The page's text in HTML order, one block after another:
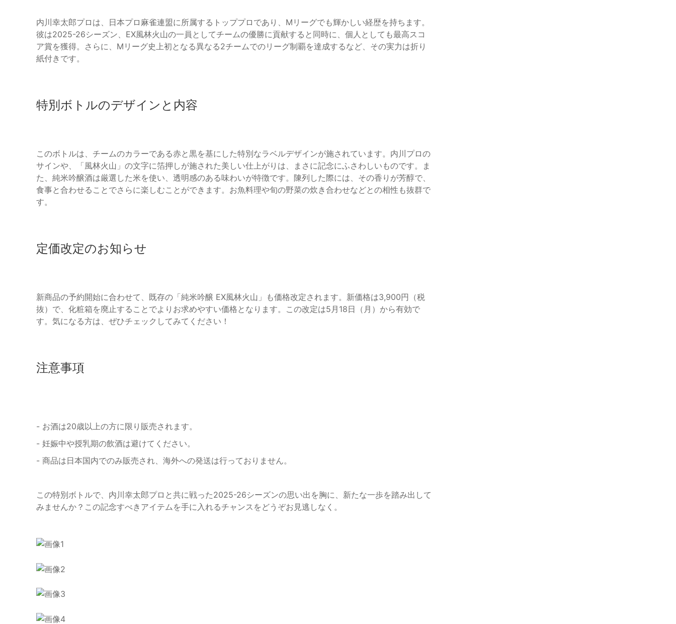
内川幸太郎プロは、日本プロ麻雀連盟に所属するトッププロであり、Mリーグでも輝かしい経歴を持ちます。
彼は2025-26シーズン、EX風林火山の一員としてチームの優勝に貢献すると同時に、個人としても最高スコ
ア賞を獲得。さらに、Mリーグ史上初となる異なる2チームでのリーグ制覇を達成するなど、その実力は折り
紙付きです。
特別ボトルのデザインと内容
このボトルは、チームのカラーである赤と黒を基にした特別なラベルデザインが施されています。内川プロの
サインや、「風林火山」の文字に箔押しが施された美しい仕上がりは、まさに記念にふさわしいものです。ま
た、純米吟醸酒は厳選した米を使い、透明感のある味わいが特徴です。陳列した際には、その香りが芳醇で、
食事と合わせることでさらに楽しむことができます。お魚料理や旬の野菜の炊き合わせなどとの相性も抜群で
す。
定価改定のお知らせ
新商品の予約開始に合わせて、既存の「純米吟醸 EX風林火山」も価格改定されます。新価格は3,900円（税
抜）で、化粧箱を廃止することでよりお求めやすい価格となります。この改定は5月18日（月）から有効で
す。気になる方は、ぜひチェックしてみてください！
注意事項
- お酒は20歳以上の方に限り販売されます。
- 妊娠中や授乳期の飲酒は避けてください。
- 商品は日本国内でのみ販売され、海外への発送は行っておりません。
この特別ボトルで、内川幸太郎プロと共に戦った2025-26シーズンの思い出を胸に、新たな一歩を踏み出して
みませんか？この記念すべきアイテムを手に入れるチャンスをどうぞお見逃しなく。